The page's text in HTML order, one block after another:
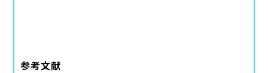
参考文献